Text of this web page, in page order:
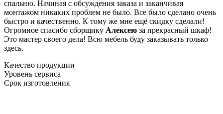
спальню. Начиная с обсуждения заказа и заканчивая
монтажом никаких проблем не было. Все было сделано очень
быстро и качественно. К тому же мне ещё скидку сделали!
Огромное спасибо сборщику Алексею за прекрасный шкаф!
Это мастер своего дела! Всю мебель буду заказывать только
здесь.
Качество продукции
Уровень сервиса
Срок изготовления